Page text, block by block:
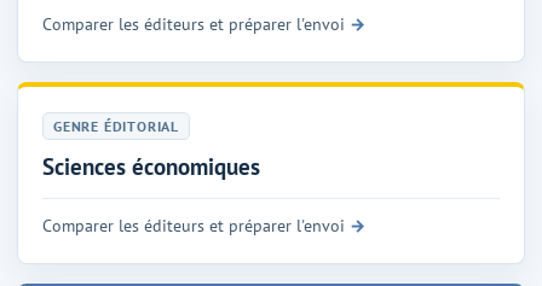
Comparer les éditeurs et préparer l'envoi
GENRE ÉDITORIAL
Sciences économiques
Comparer les éditeurs et préparer l'envoi